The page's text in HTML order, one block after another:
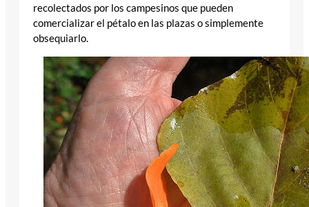
recolectados por los campesinos que pueden
comercializar el pétalo en las plazas o simplemente
obsequiarlo.